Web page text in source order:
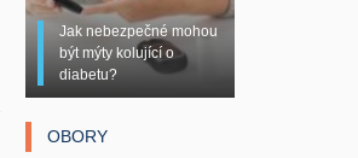
Jak nebezpečné mohou
být mýty kolující o
diabetu?
OBORY